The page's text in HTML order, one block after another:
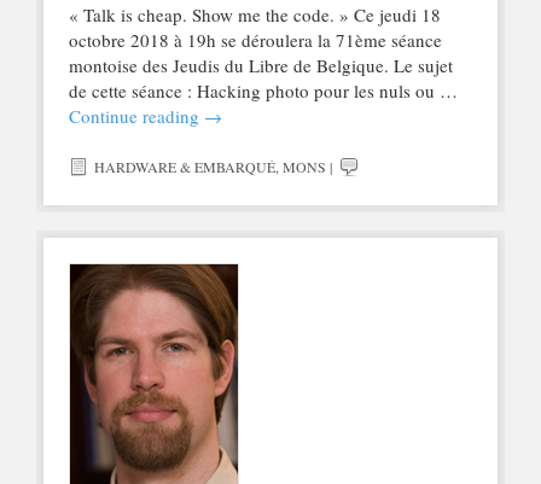
« Talk is cheap. Show me the code. » Ce jeudi 18
octobre 2018 à 19h se déroulera la 71ème séance
montoise des Jeudis du Libre de Belgique. Le sujet
de cette séance : Hacking photo pour les nuls ou …
Continue reading →
HARDWARE & EMBARQUÉ, MONS |